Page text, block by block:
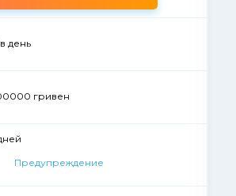
день
гривен
Предупреждение